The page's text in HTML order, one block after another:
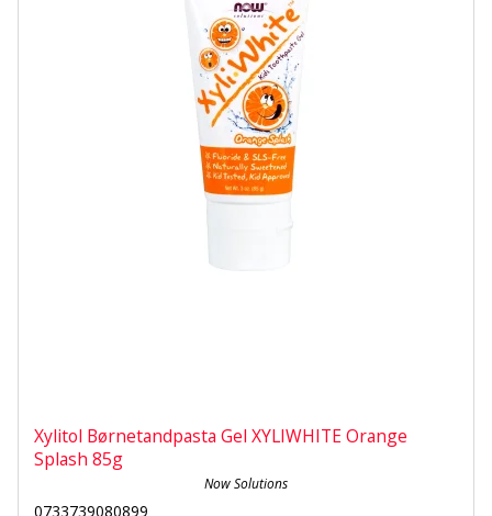
Xylitol Børnetandpasta Gel XYLIWHITE Orange
Splash 85g
Now Solutions
0733739080899